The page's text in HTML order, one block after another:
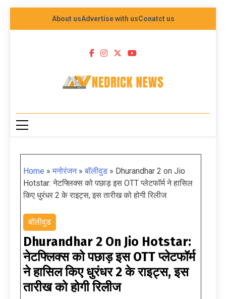
About usAdvertise with usConatct us
NEDRICK NEWS
Home »मनोरंजन»बॉलीवुड » Dhurandhar 2 on Jio
Hotstar: नेटफ्लिक्स को पछाड़ इस OTT प्लेटफॉर्म ने हासिल
किए धुरंधर 2 के राइट्स, इस तारीख को होगी रिलीज
बॉलीवुड
Dhurandhar 2 On Jio Hotstar:
नेटफ्लिक्स को पछाड़ इस OTT प्लेटफॉर्म
ने हासिल किए धुरंधर 2 के राइट्स, इस
तारीख को होगी रिलीज